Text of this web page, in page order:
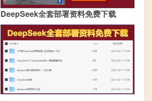
DeepSeek全套部署资料免费下载